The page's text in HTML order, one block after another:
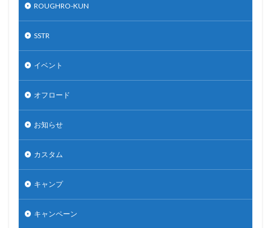
ROUGHRO-KUN
SSTR
イベント
オフロード
お知らせ
カスタム
キャンプ
キャンペーン